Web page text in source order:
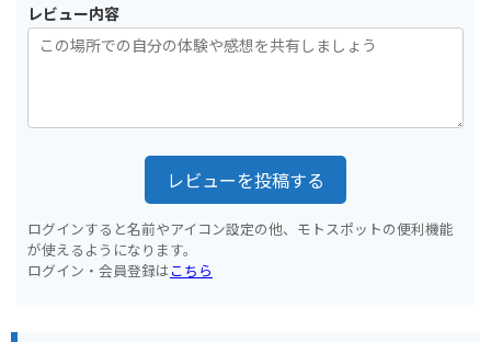
レビュー内容
レビューを投稿する
ログインすると名前やアイコン設定の他、モトスポットの便利機能
が使えるようになります。
ログイン・会員登録はこちら